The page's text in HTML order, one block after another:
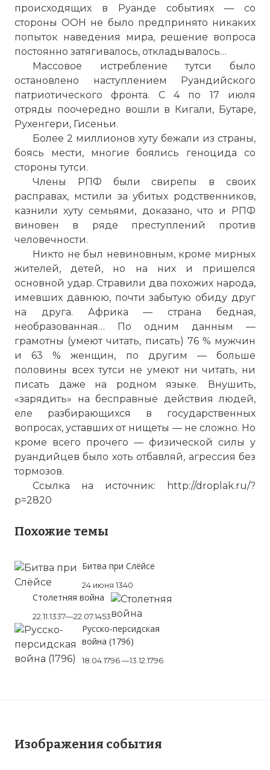
происходящих в Руанде событиях — со
стороны ООН не было предпринято никаких
попыток наведения мира, решение вопроса
постоянно затягивалось, откладывалось…
Массовое истребление тутси было
остановлено наступлением Руандийского
патриотического фронта. С 4 по 17 июля
отряды поочередно вошли в Кигали, Бутаре,
Рухенгери, Гисеньи.
Более 2 миллионов хуту бежали из страны,
боясь мести, многие боялись геноцида со
стороны тутси.
Члены РПФ были свирепы в своих
расправах, мстили за убитых родственников,
казнили хуту семьями, доказано, что и РПФ
виновен в ряде преступлений против
человечности.
Никто не был невиновным, кроме мирных
жителей, детей, но на них и пришелся
основной удар. Стравили два похожих народа,
имевших давнюю, почти забытую обиду друг
на друга. Африка — страна бедная,
необразованная… По одним данным —
грамотны (умеют читать, писать) 76 % мужчин
и 63 % женщин, по другим — больше
половины всех тутси не умеют ни читать, ни
писать даже на родном языке. Внушить,
«зарядить» на бесправные действия людей,
еле разбирающихся в государственных
вопросах, уставших от нищеты — не сложно. Но
кроме всего прочего — физической силы у
руандийцев было хоть отбавляй, агрессия без
тормозов.
Ссылка на источник: http://droplak.ru/?
p=2820
Похожие темы
Битва при Слёйсе
24 июня 1340
Столетняя война
22.11.1337—22.07.1453
Русско-персидская
война (1796)
18.04.1796 —13.12.1796
Изображения события